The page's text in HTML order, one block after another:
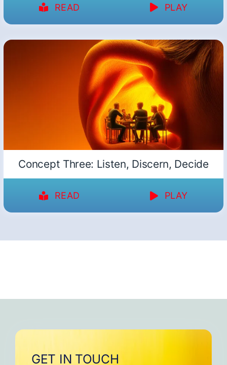
READ PLAY
Concept Three: Listen, Discern, Decide
READ PLAY
GET IN TOUCH